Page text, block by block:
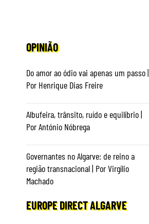
OPINIÃO
Do amor ao ódio vai apenas um passo |
Por Henrique Dias Freire
Albufeira, trânsito, ruído e equilíbrio |
Por António Nóbrega
Governantes no Algarve: de reino a
região transnacional | Por Virgílio
Machado
EUROPE DIRECT ALGARVE